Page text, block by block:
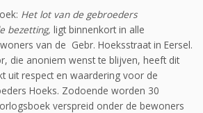
Het lot van de gebroeders
bezetting, ligt binnenkort in alle
van de Gebr. Hoeksstraat in Eersel.
die anoniem wenst te blijven, heeft dit
uit respect en waardering voor de
Hoeks. Zodoende worden 30
verspreid onder de bewoners